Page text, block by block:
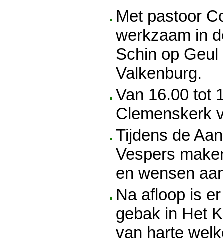
Met pastoor
werkzaam in
Schin op Geul
Valkenburg.
Van 16.00 tot
Clemenskerk
Tijdens de
Vespers
en wensen
Na afloop is
gebak in Het
van harte